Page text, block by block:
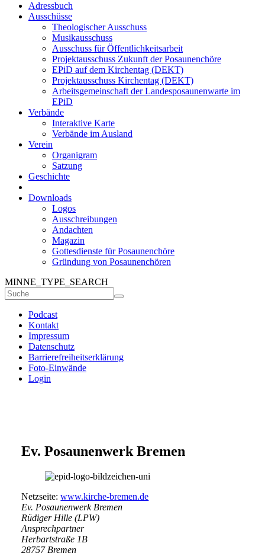
Adressbuch
Ausschüsse
Theologischer Ausschuss
Musikausschuss
Ausschuss für Öffent­lich­keits­arbeit
Projekt­aus­schuss Zukunft der Posau­nen­chöre
EPiD auf dem Kirchentag (DEKT)
Projektausschuss Kirchentag (DEKT)
Arbeitsgemeinschaft der Landesposaunenwarte im
EPiD
Verbände
Interaktive Karte
Verbände im Ausland
Verein
Organigram
Satzung
Geschichte
Downloads
Logos
Ausschreibungen
Andachten
Magazin
Gottesdienste für Posaunenchöre
Gründung von Posaunenchören
MINNE_TYPE_SEARCH
Podcast
Kontakt
Impressum
Datenschutz
Barrierefreiheitserklärung
Foto-Einwände
Login
Ev. Posaunenwerk Bremen
Netzseite:www.kirche-bremen.de
Ev. Posaunenwerk Bremen
Rüdiger Hille (LPW)
Ansprechpartner
Herbartstraße 1B
28757 Bremen